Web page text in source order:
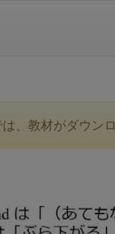
は、教材がダウン